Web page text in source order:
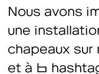
Nous avons
une
chapeaux
et à 6